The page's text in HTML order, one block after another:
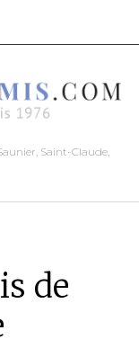
Saint-Claude,
de